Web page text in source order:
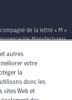
de la lettre « M »
Vie Manufacturers
670, STN Waterloo,
avec l’un des
d’assurance autorisé si
autres
votre
la
donc les
sites Web et